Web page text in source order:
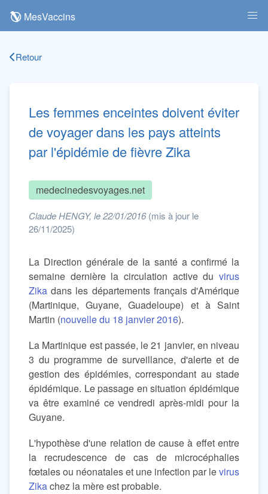
MesVaccins
Retour
Les femmes enceintes doivent éviter
de voyager dans les pays atteints
par l'épidémie de fièvre Zika
medecinedesvoyages.net
Claude HENGY, le 22/01/2016 (mis à jour le
26/11/2025)
La Direction générale de la santé a confirmé la
semaine dernière la circulation active du virus
Zika dans les départements français d'Amérique
(Martinique, Guyane, Guadeloupe) et à Saint
Martin (nouvelle du 18 janvier 2016).
La Martinique est passée, le 21 janvier, en niveau
3 du programme de surveillance, d'alerte et de
gestion des épidémies, correspondant au stade
épidémique. Le passage en situation épidémique
va être examiné ce vendredi après-midi pour la
Guyane.
L'hypothèse d'une relation de cause à effet entre
la recrudescence de cas de microcéphalies
fœtales ou néonatales et une infection par levirus
Zikachez la mère est probable.